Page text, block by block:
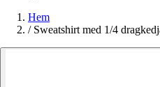
Hem
/ Sweatshirt med 1/4